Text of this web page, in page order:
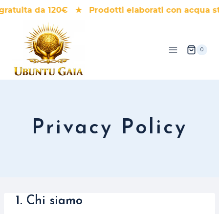
Salta
contenuto
da 120€ ★ Prodotti elaborati con acqua
0
Privacy Policy
1. Chi siamo